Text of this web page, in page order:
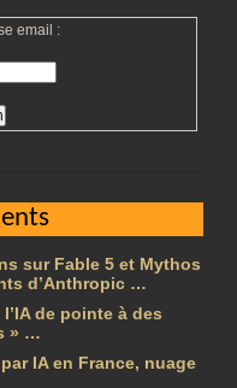
email :
sur Fable 5 et Mythos
d’Anthropic …
de pointe à des
» …
IA en France, nuage